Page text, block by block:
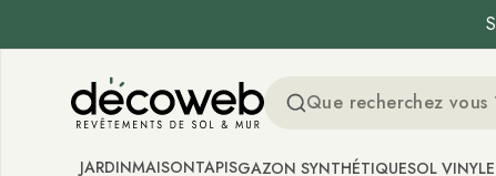
Decoweb
JARDINMAISONTAPISGAZON SYNTHÉTIQUESOL